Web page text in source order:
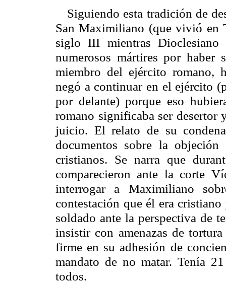
Siguiendo esta tradición de
San Maximiliano (que vivió en
siglo III mientras Dioclesiano
numerosos mártires por haber
miembro del ejército romano,
negó a continuar en el ejército
por delante) porque eso
romano significaba ser desertor
juicio. El relato de su
documentos sobre la
cristianos. Se narra que
comparecieron ante la corte
interrogar a Maximiliano
contestación que él era
soldado ante la perspectiva de
insistir con amenazas de
firme en su adhesión de
mandato de no matar. Tenía
todos.